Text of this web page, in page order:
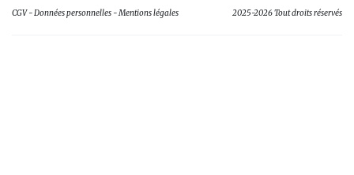
CGV Données personnelles Mentions légales 2025-2026 Tout droits réservés